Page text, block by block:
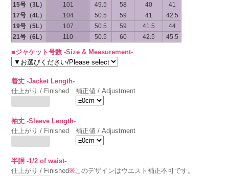
15号（3L）
101 49.5 58 40
41
17号（4L）
104 50.5 59 41
42.5
19号（5L）
107 50.5 59 41.5
44
21号（6L）
110 50.5 60 42.5 45.5
■ジャケット号数 -Size & Measurement-
着丈 -Jacket Length-
仕上がり / Finished
補正値 / Adjustment
袖丈 -Sleeve Length-
仕上がり / Finished
補正値 / Adjustment
半胴 -1/2 of waist-
仕上がり / Finished※このデザインはウエスト補正不可です。